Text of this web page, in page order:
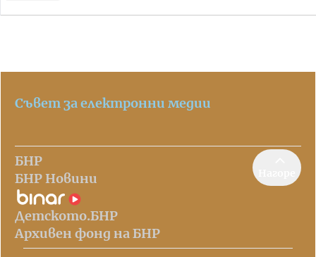
Съвет за електронни медии
БНР
БНР Новини
Детското.БНР
Архивен фонд на БНР